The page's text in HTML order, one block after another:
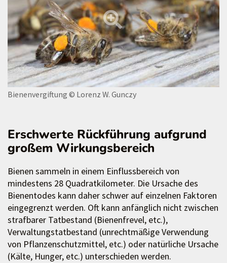
Bienenvergiftung © Lorenz W. Gunczy
Erschwerte Rückführung aufgrund
großem Wirkungsbereich
Bienen sammeln in einem Einflussbereich von
mindestens 28 Quadratkilometer. Die Ursache des
Bienentodes kann daher schwer auf einzelnen Faktoren
eingegrenzt werden. Oft kann anfänglich nicht zwischen
strafbarer Tatbestand (Bienenfrevel, etc.),
Verwaltungstatbestand (unrechtmäßige Verwendung
von Pflanzenschutzmittel, etc.) oder natürliche Ursache
(Kälte, Hunger, etc.) unterschieden werden.